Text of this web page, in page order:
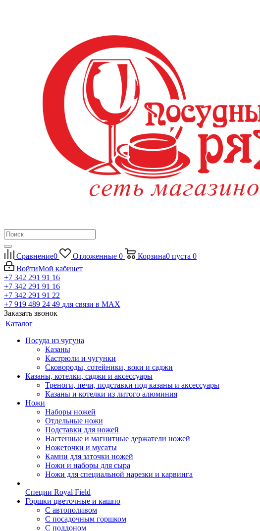
Сравнение0 Отложенные 0 Корзина0 пуста 0
ВойтиМой кабинет
+7 342 291 91 16
+7 342 291 91 16
+7 342 291 91 22
+7 919 489 24 49 для связи в МАХ
Заказать звонок
Каталог
Посуда из чугуна
Казаны
Кастрюли и чугунки
Сковороды, сотейники, воки и саджи
Казаны, котелки, саджи и аксессуары
Треноги, печи, подставки под казаны и аксессуары
Казаны и котелки из литого алюминия
Ножи
Наборы ножей
Отдельные ножи
Подставки для ножей
Настенные и магнитные держатели ножей
Ножеточки и мусаты
Камни для заточки ножей
Ножи и наборы для сыра
Ножи для специальной нарезки и карвинга
Специи Royal Field
Горшки цветочные и кашпо
С автополивом
С посадочным горшком
С поддоном